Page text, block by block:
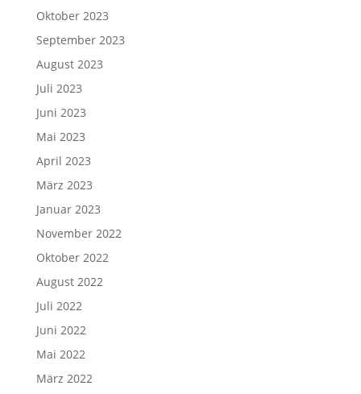
Oktober 2023
September 2023
August 2023
Juli 2023
Juni 2023
Mai 2023
April 2023
März 2023
Januar 2023
November 2022
Oktober 2022
August 2022
Juli 2022
Juni 2022
Mai 2022
März 2022